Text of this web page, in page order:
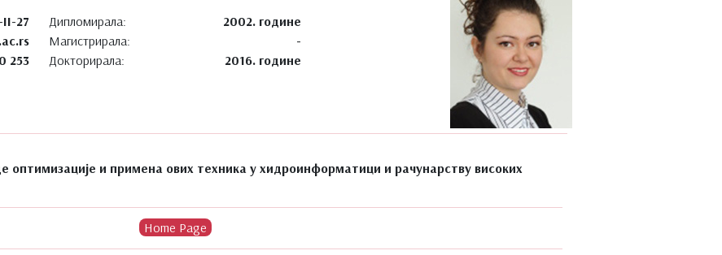
II-27
253
Дипломирала:
Магистрирала:
Докторирала:
2002. године
-
2016. године
и примена ових техника у хидроинформатици и рачунарству високих